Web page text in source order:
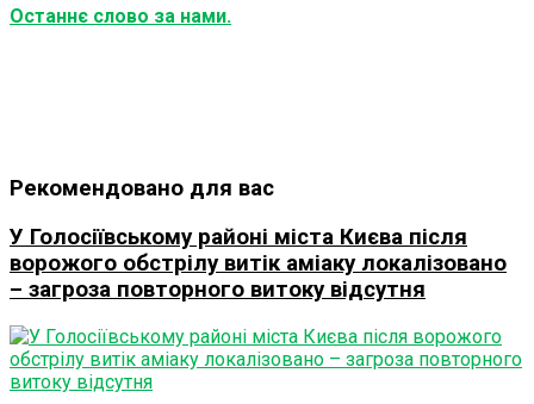
Останнє слово за нами.
Рекомендовано для вас
У Голосіївському районі міста Києва після
ворожого обстрілу витік аміаку локалізовано
– загроза повторного витоку відсутня